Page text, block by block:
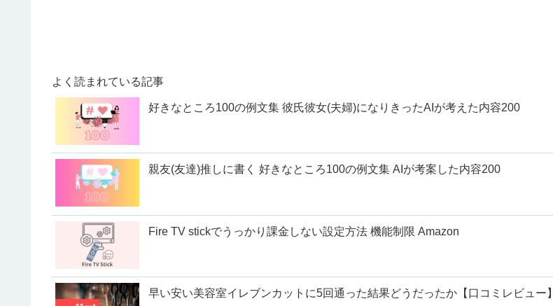
よく読まれている記事
好きなところ100の例文集 彼氏彼女(夫婦)になりきったAIが考えた内容200
親友(友達)推しに書く 好きなところ100の例文集 AIが考案した内容200
Fire TV stickでうっかり課金しない設定方法 機能制限 Amazon
早い安い美容室イレブンカットに5回通った結果どうだったか【口コミレビュー】